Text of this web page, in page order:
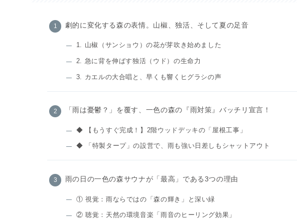
劇的に変化する森の表情。山椒、独活、そして夏の足音
1. 山椒（サンショウ）の花が芽吹き始めました
2. 急に背を伸ばす独活（ウド）の生命力
3. カエルの大合唱と、早くも響くヒグラシの声
「雨は憂鬱？」を覆す、一色の森の『雨対策』バッチリ宣言！
◆ 【もうすぐ完成！】2階ウッドデッキの「屋根工事」
◆ 「特製タープ」の設営で、雨も強い日差しもシャットアウト
雨の日の一色の森サウナが「最高」である3つの理由
① 視覚：雨ならではの「森の輝き」と深い緑
② 聴覚：天然の環境音楽「雨音のヒーリング効果」